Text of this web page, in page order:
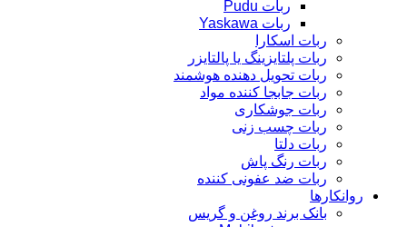
ربات Pudu
ربات Yaskawa
ربات اسکارا
ربات پلتایزینگ یا پالتایزر
ربات تحویل دهنده هوشمند
ربات جابجا کننده مواد
ربات جوشکاری
ربات چسب زنی
ربات دلتا
ربات رنگ پاش
ربات ضد عفونی کننده
روانکارها
بانک برند روغن و گریس